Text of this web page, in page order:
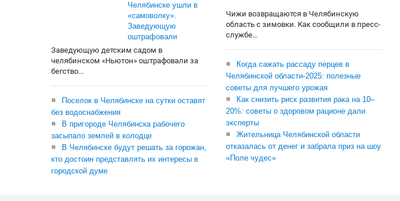
Челябинске ушли в
«самоволку».
Заведующую
оштрафовали
Заведующую детским садом в
челябинском «Ньютон» оштрафовали за
бегство...
Поселок в Челябинске на сутки оставят
без водоснабжения
В пригороде Челябинска рабочего
засыпало землей в колодце
В Челябинске будут решать за горожан,
кто достоин представлять их интересы в
городской думе
Чижи возвращаются в Челябинскую
область с зимовки. Как сообщили в пресс-
службе...
Когда сажать рассаду перцев в
Челябинской области-2025: полезные
советы для лучшего урожая
Как снизить риск развития рака на 10–
20%: советы о здоровом рационе дали
эксперты
Жительница Челябинской области
отказалась от денег и забрала приз на шоу
«Поле чудес»